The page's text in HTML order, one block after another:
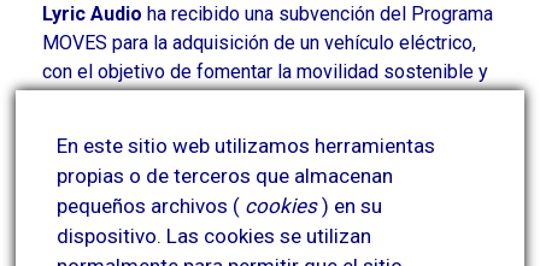
Lyric Audio ha recibido una subvención del Programa
MOVES para la adquisición de un vehículo eléctrico,
con el objetivo de fomentar la movilidad sostenible y
Esta actuación contribuye a la mejora de la eficiencia
energética y a la reducción del impacto ambiental.
Proyecto financiado por el Plan MOVES y
cofinanciado por la Unión Europea.
En este sitio web utilizamos herramientas
propias o de terceros que almacenan
pequeños archivos ( cookies) en su
dispositivo. Las cookies se utilizan